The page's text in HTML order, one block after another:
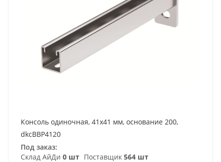
Консоль одиночная, 41х41 мм, основание 200,
dkcBBP4120
Под заказ:
Склад АйДи 0 шт Поставщик 564 шт